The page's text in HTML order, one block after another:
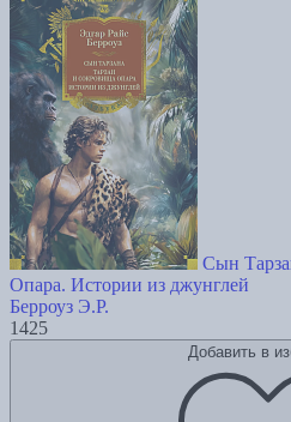
Сын
Опара. Истории из джунглей
Берроуз Э.Р.
1425
Добавить в